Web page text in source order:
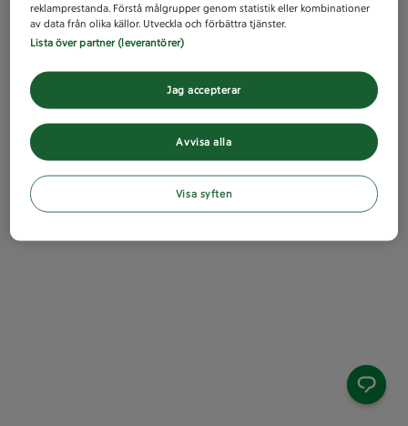
reklamprestanda. Förstå målgrupper genom statistik eller kombinationer
av data från olika källor. Utveckla och förbättra tjänster.
Lista över partner (leverantörer)
Avvisa alla
Jag accepterar
Visa syften